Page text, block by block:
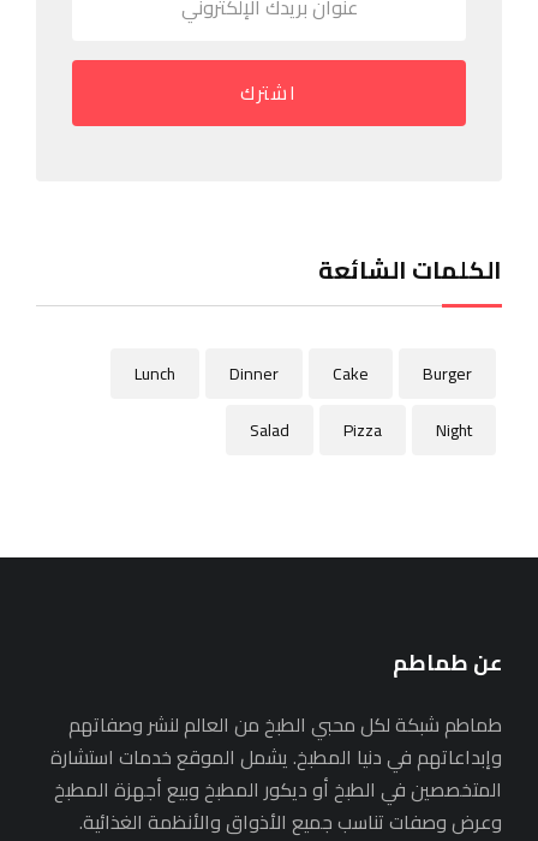
اشترك
الكلمات الشائعة
Burger
Cake
Dinner
Lunch
Night
Pizza
Salad
عن طماطم
طماطم شبكة لكل محبي الطبخ من العالم لنشر وصفاتهم
وإبداعاتهم في دنيا المطبخ. يشمل الموقع خدمات استشارة
المتخصصين في الطبخ أو ديكور المطبخ وبيع أجهزة المطبخ
وعرض وصفات تناسب جميع الأذواق والأنظمة الغذائية.